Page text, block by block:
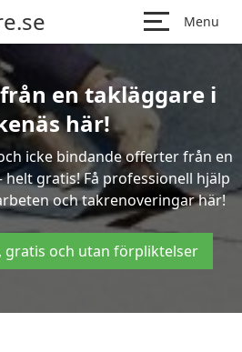
Menu
en takläggare i
här!
icke bindande offerter från en
helt gratis! Få professionell hjälp
och takrenoveringar här!
gratis och utan förpliktelser